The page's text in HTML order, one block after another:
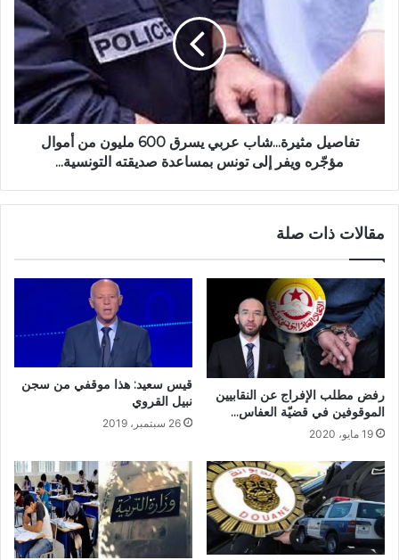
تفاصيل مثيرة...شاب عربي يسرق 600 مليون من أموال
مؤجّره ويفر إلى تونس بمساعدة صديقته التونسية...
مقالات ذات صلة
رفض مطلب الإفراج عن النقابيين
الموقوفين في قضيّة العفاس…
19 مايو، 2020
قيس سعيد: هذا موقفي من سجن
نبيل القروي
26 سبتمبر، 2019